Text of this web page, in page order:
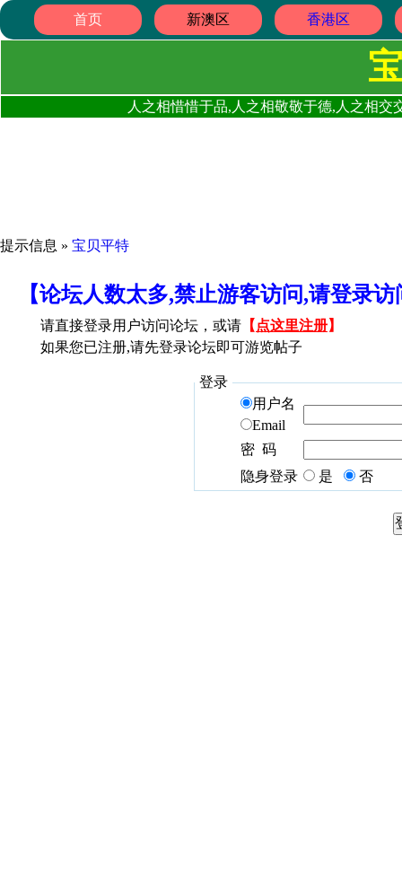
首页 新澳区 香港区
人之相惜惜于品,人之相敬敬于德,人之相
提示信息 » 宝贝平特
【论坛人数太多,禁止游客访问,请登录
请直接登录用户访问论坛，或请 【 点这里注册】
如果您已注册,请先登录论坛即可游览帖子
登录
用户名
Email
密 码
隐身登录
是 否